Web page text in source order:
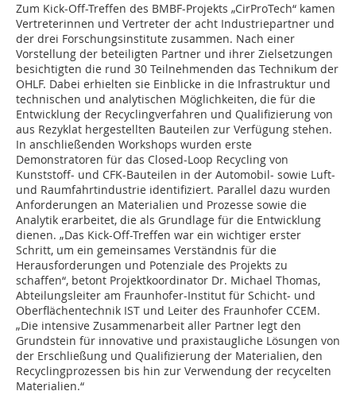
Zum Kick-Off-Treffen des BMBF-Projekts „CirProTech“ kamen
Vertreterinnen und Vertreter der acht Industriepartner und
der drei Forschungsinstitute zusammen. Nach einer
Vorstellung der beteiligten Partner und ihrer Zielsetzungen
besichtigten die rund 30 Teilnehmenden das Technikum der
OHLF. Dabei erhielten sie Einblicke in die Infrastruktur und
technischen und analytischen Möglichkeiten, die für die
Entwicklung der Recyclingverfahren und Qualifizierung von
aus Rezyklat hergestellten Bauteilen zur Verfügung stehen.
In anschließenden Workshops wurden erste
Demonstratoren für das Closed-Loop Recycling von
Kunststoff- und CFK-Bauteilen in der Automobil- sowie Luft-
und Raumfahrtindustrie identifiziert. Parallel dazu wurden
Anforderungen an Materialien und Prozesse sowie die
Analytik erarbeitet, die als Grundlage für die Entwicklung
dienen. „Das Kick-Off-Treffen war ein wichtiger erster
Schritt, um ein gemeinsames Verständnis für die
Herausforderungen und Potenziale des Projekts zu
schaffen“, betont Projektkoordinator Dr. Michael Thomas,
Abteilungsleiter am Fraunhofer-Institut für Schicht- und
Oberflächentechnik IST und Leiter des Fraunhofer CCEM.
„Die intensive Zusammenarbeit aller Partner legt den
Grundstein für innovative und praxistaugliche Lösungen von
der Erschließung und Qualifizierung der Materialien, den
Recyclingprozessen bis hin zur Verwendung der recycelten
Materialien.“